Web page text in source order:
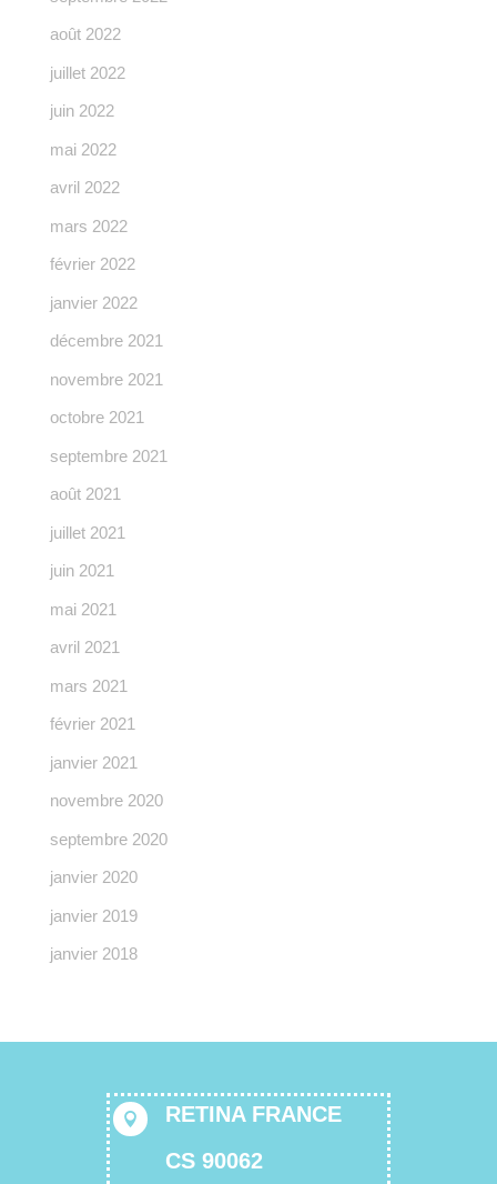
août 2022
juillet 2022
juin 2022
mai 2022
avril 2022
mars 2022
février 2022
janvier 2022
décembre 2021
novembre 2021
octobre 2021
septembre 2021
août 2021
juillet 2021
juin 2021
mai 2021
avril 2021
mars 2021
février 2021
janvier 2021
novembre 2020
septembre 2020
janvier 2020
janvier 2019
janvier 2018

RETINA FRANCE
CS 90062